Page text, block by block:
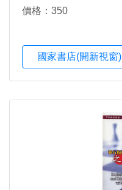
價格：350
國家書店(開新視窗)